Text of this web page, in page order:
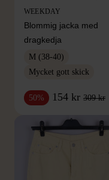
WEEKDAY
Blommig jacka med
dragkedja
M (38-40)
Mycket gott skick
50% 154 kr 309 kr